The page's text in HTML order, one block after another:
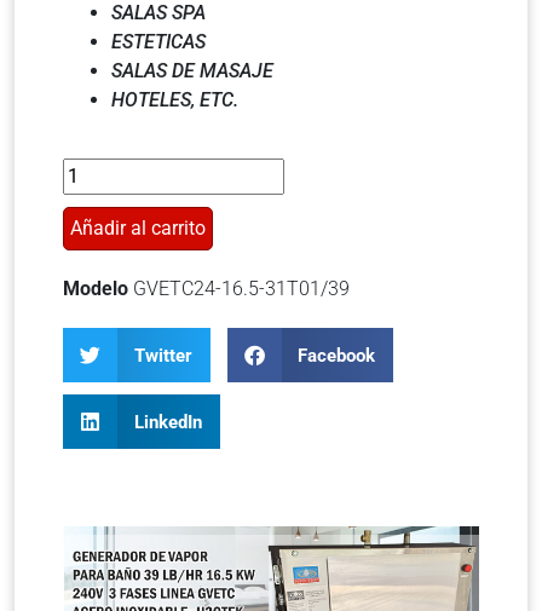
SALAS SPA
ESTETICAS
SALAS DE MASAJE
HOTELES, ETC.
Añadir al carrito
Modelo GVETC24-16.5-31T01/39
Twitter Facebook
LinkedIn